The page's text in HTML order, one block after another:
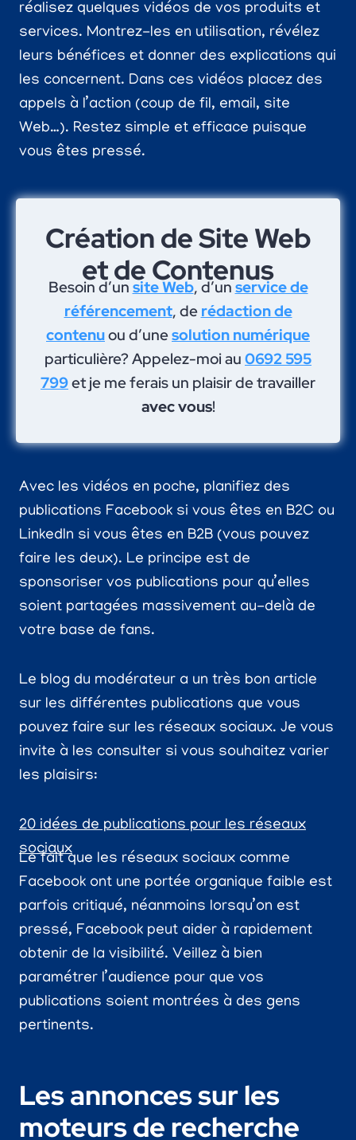
réalisez quelques vidéos de vos produits et
services. Montrez-les en utilisation, révélez
leurs bénéfices et donner des explications qui
les concernent. Dans ces vidéos placez des
appels à l’action (coup de fil, email, site
Web…). Restez simple et efficace puisque
vous êtes pressé.
Création de Site Web
et de Contenus
Besoin d’un site Web, d’un service de
référencement, de rédaction de
contenuou d’unesolution numérique
particulière? Appelez-moi au 0692 595
799et je me ferais un plaisir de travailler
avec vous!
Avec les vidéos en poche, planifiez des
publications Facebook si vous êtes en B2C ou
LinkedIn si vous êtes en B2B (vous pouvez
faire les deux). Le principe est de
sponsoriser vos publications pour qu’elles
soient partagées massivement au-delà de
votre base de fans.
Le blog du modérateur a un très bon article
sur les différentes publications que vous
pouvez faire sur les réseaux sociaux. Je vous
invite à les consulter si vous souhaitez varier
les plaisirs:
20 idées de publications pour les réseaux
sociaux
Le fait que les réseaux sociaux comme
Facebook ont une portée organique faible est
parfois critiqué, néanmoins lorsqu’on est
pressé, Facebook peut aider à rapidement
obtenir de la visibilité. Veillez à bien
paramétrer l’audience pour que vos
publications soient montrées à des gens
pertinents.
Les annonces sur les
moteurs de recherche